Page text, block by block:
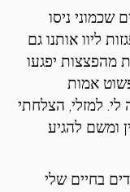
שכמוני ניסו
ליוו אותנו גם
מהפצצות יפגעו
אמות
למזלי, הצלחתי
ומשם להגיע